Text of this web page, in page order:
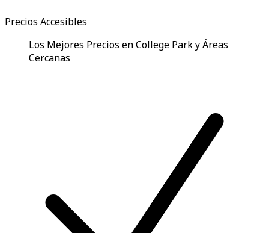
Precios Accesibles
Los Mejores Precios en College Park y Áreas
Cercanas